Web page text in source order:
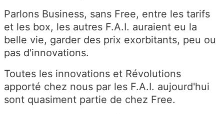
Parlons Business, sans Free, entre les tarifs
et les box, les autres F.A.I. auraient eu la
belle vie, garder des prix exorbitants, peu ou
pas d'innovations.
Toutes les innovations et Révolutions
apporté chez nous par les F.A.I. aujourd'hui
sont quasiment partie de chez Free.